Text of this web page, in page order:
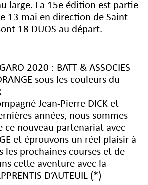
large. La 15e édition est partie
13 mai en direction de Saint-
18 DUOS au départ.
2020 : BATT & ASSOCIES
sous les couleurs du
Jean-Pierre DICK et
années, nous sommes
ce nouveau partenariat avec
et éprouvons un réel plaisir à
les prochaines courses et de
cette aventure avec la
D’AUTEUIL (*)